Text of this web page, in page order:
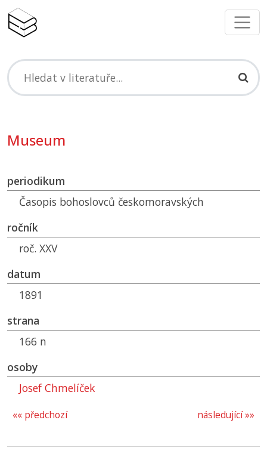
Museum
periodikum
Časopis bohoslovců českomoravských
ročník
roč. XXV
datum
1891
strana
166 n
osoby
Josef Chmelíček
následující »»
«« předchozí